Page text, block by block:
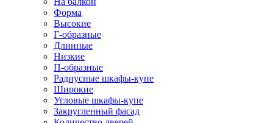
Форма
Высокие
Г-образные
Длинные
Низкие
П-образные
Радиусные шкафы-купе
Широкие
Угловые шкафы-купе
Закругленный фасад